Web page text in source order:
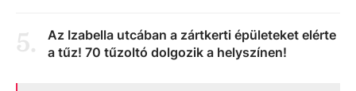
5.
Az Izabella utcában a zártkerti épületeket elérte
a tűz! 70 tűzoltó dolgozik a helyszínen!